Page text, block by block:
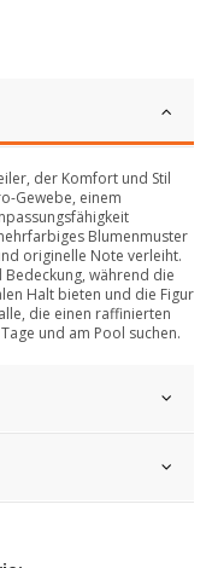
der Komfort und Stil
Gewebe, einem
Blumenmuster
originelle Note verleiht.
während die
Halt bieten und die Figur
die einen raffinierten
und am Pool suchen.